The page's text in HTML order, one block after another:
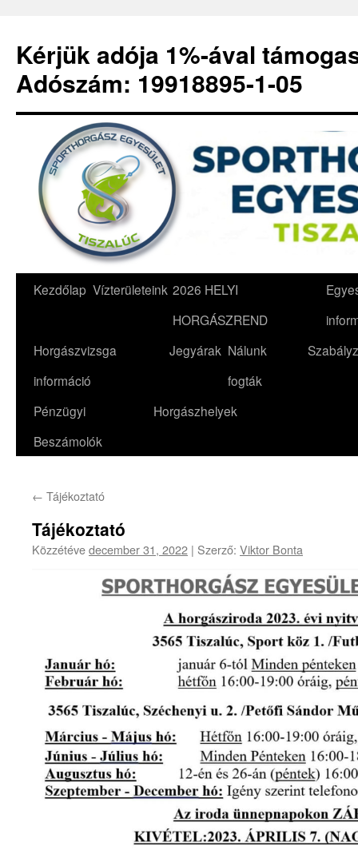
Kérjük adója 1%-ával
Adószám: 19918895-1-05
Kilépés
tartalomba
Kezdőlap Vízterületeink 2026 HELYI
HORGÁSZREND
Horgászvizsga
információ
Jegyárak Nálunk
fogták
Pénzügyi
Beszámolók
Horgászhelyek
← Tájékoztató
Tájékoztató
Közzétévedecember 31, 2022 | Szerző: Viktor Bonta